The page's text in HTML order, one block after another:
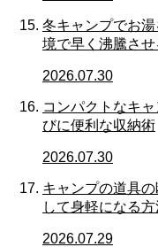
冬キャンプでお
境で早く沸騰させ
2026.07.30
コンパクトなキ
びに便利な収納術
2026.07.30
キャンプの道具
して身軽になる
2026.07.29